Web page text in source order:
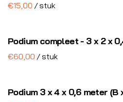
/
Podium compleet - 3 x 2 x
/
Podium 3 x 4 x 0,6 meter (B